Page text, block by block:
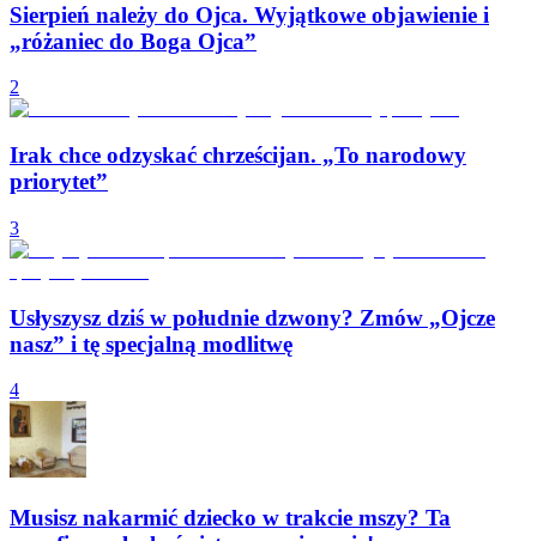
Sierpień należy do Ojca. Wyjątkowe objawienie i
„różaniec do Boga Ojca”
2
Irak chce odzyskać chrześcijan. „To narodowy
priorytet”
3
Usłyszysz dziś w południe dzwony? Zmów „Ojcze
nasz” i tę specjalną modlitwę
4
Musisz nakarmić dziecko w trakcie mszy? Ta